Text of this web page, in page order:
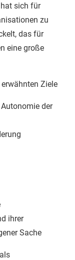
sich für
zu
das für
eine große
Ziele
der
ihrer
Sache